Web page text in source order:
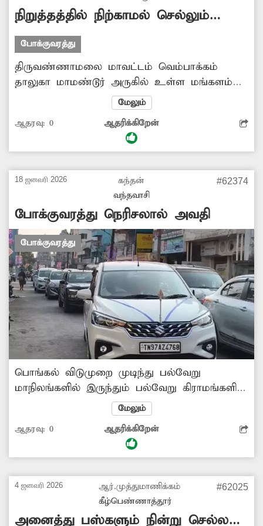
நிறுத்தத்தில் நிற்காமல் செல்லும்
பஸ்கள்
போக்குவரத்து
திருவண்ணாமலை மாவட்டம் வெம்பாக்கம்
தாலுகா மாமண்டூர் அருகில் உள்ள மங்களம்
கூட்டுச்சாலை, புதுப்பாளையம் கூட்டுச்சாலை
பஸ் நிறுத்தத்தில் பயணிகள் நிழற்குடை
உள்ளது. ஆனால், அந்த நிறுத்தத்தில் கடந்த
ஒரு ஆண்டாக டவுன் பஸ்கள் நிறுத்தப்படுவது
கண்டக்டர்கள், டிரைவர்கள் புதுப்பாளையம்
கூட்டுச்சாலையில் உள்ள நிறுத்தத்தில் பஸ்களை
நிறுத்தி பயணிகளை ஏற்றி செல்ல வேண்டும்.
-மோகனவேல் முனுசாமி, மாமண்டூர்.
மேலும்
ஆதரவு: 0 ஆதரிக்கிறேன்
18 ஜனவரி 2026
கந்தன்
வந்தவாசி
#62374
போக்குவரத்து நெரிசலால் அவதி
போக்குவரத்து
பொங்கல் விடுமுறை முடிந்து பல்வேறு
மாநிலங்களில் இருந்தும் பல்வேறு கிராமங்களில்
இருந்தும் வாகனங்களில் வந்தவாசி வழியாக
சென்னைக்கு செல்கின்றனர். இதனால்
வந்தவாசி நகரில் கடுமையான போக்குவரத்து
நெரிசல் ஏற்பட்டு உள்ளது. இதனால் வாகன
வருகின்றனர். ஓரிரு நாட்களுக்கு வந்தவாசி
போலீசார் போக்குவரத்து நெரிசலை சரி செய்ய
வேண்டும் எனக் கேட்டுக்கொள்கிறோம்.
மேலும்
ஆதரவு: 0 ஆதரிக்கிறேன்
4 ஜனவரி 2026
ஆர்.முத்துமாணிக்கம்
‎கீழ்பெண்ணாத்தூர்
#62025
அனைத்து பஸ்களும் நின்று செல்ல